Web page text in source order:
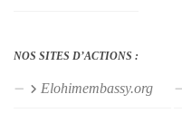
NOS SITES D’ACTIONS :
Elohimembassy.org